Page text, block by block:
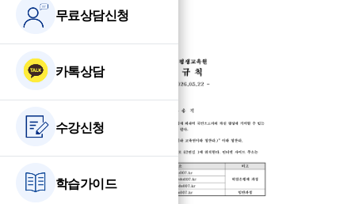
무료상담신청
카톡상담
수강신청
학습가이드